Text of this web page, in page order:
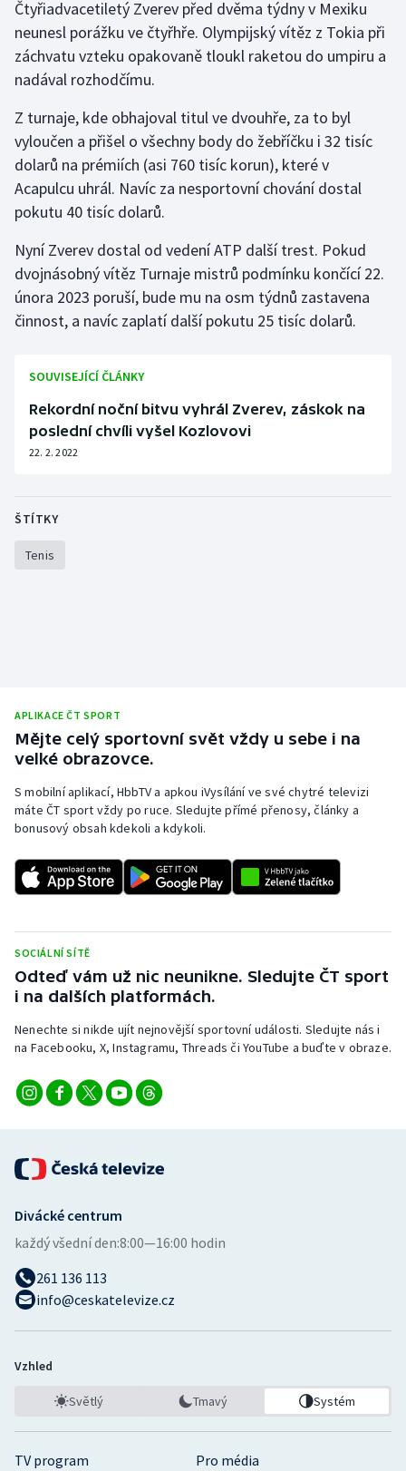
Judo
Krasobruslení
Lyže a snowboard
Moderní pětiboj
Olympijské hry
Parasport
Plážový volejbal
Ragby
Triatlon
Veslování
Vodní slalom
Ostatní
Čtyřiadvacetiletý Zverev před dvěma týdny v Mexiku
neunesl porážku ve čtyřhře. Olympijský vítěz z Tokia při
záchvatu vzteku opakovaně tloukl raketou do umpiru a
nadával rozhodčímu.
Z turnaje, kde obhajoval titul ve dvouhře, za to byl
vyloučen a přišel o všechny body do žebříčku i 32 tisíc
dolarů na prémiích (asi 760 tisíc korun), které v
Acapulcu uhrál. Navíc za nesportovní chování dostal
pokutu 40 tisíc dolarů.
Nyní Zverev dostal od vedení ATP další trest. Pokud
dvojnásobný vítěz Turnaje mistrů podmínku končící 22.
února 2023 poruší, bude mu na osm týdnů zastavena
činnost, a navíc zaplatí další pokutu 25 tisíc dolarů.
SOUVISEJÍCÍ ČLÁNKY
Rekordní noční bitvu vyhrál Zverev, záskok na
poslední chvíli vyšel Kozlovovi
22. 2. 2022
ŠTÍTKY
Tenis
APLIKACE ČT SPORT
Mějte celý sportovní svět vždy u sebe i na
velké obrazovce.
S mobilní aplikací, HbbTV a apkou iVysílání ve své chytré televizi
máte ČT sport vždy po ruce. Sledujte přímé přenosy, články a
bonusový obsah kdekoli a kdykoli.
SOCIÁLNÍ SÍTĚ
Odteď vám už nic neunikne. Sledujte ČT sport
i na dalších platformách.
Nenechte si nikde ujít nejnovější sportovní události. Sledujte nás i
na Facebooku, X, Instagramu, Threads či YouTube a buďte v obraze.
TV program
Pro média
Divácké centrum
každý všední den:8:00—16:00 hodin
261 136 113
info@ceskatelevize.cz
Vzhled
Světlý Tmavý Systém